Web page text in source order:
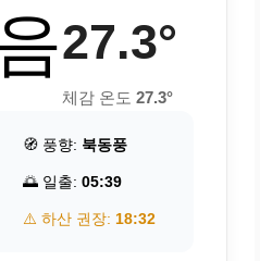
27.3°
체감 온도 27.3°
🧭 풍향: 북동풍
🌅 일출: 05:39
⚠️ 하산 권장: 18:32